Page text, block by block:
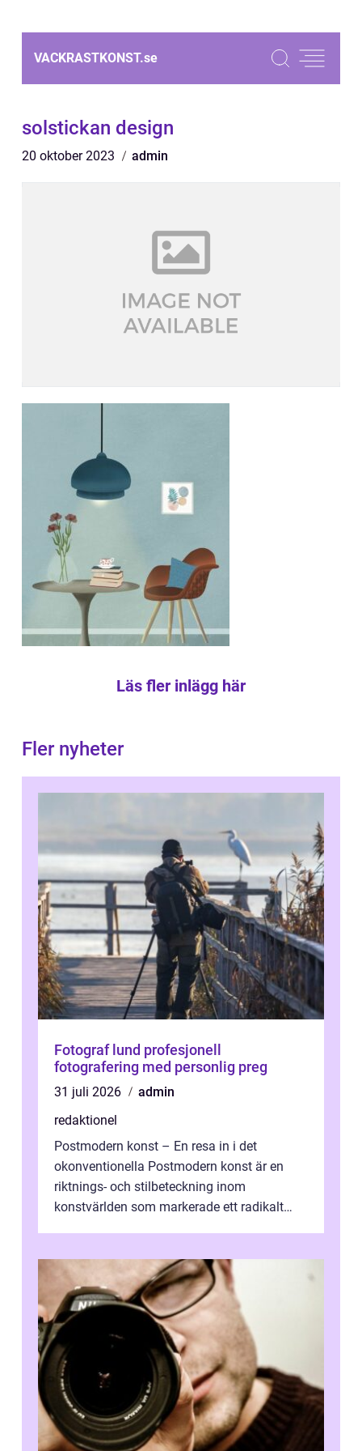
VACKRASTKONST.se
solstickan design
20 oktober 2023 admin
Läs fler inlägg här
Fler nyheter
Fotograf lund profesjonell
fotografering med personlig preg
31 juli 2026
admin
redaktionel
Postmodern konst – En resa in i det
okonventionella Postmodern konst är en
riktnings- och stilbeteckning inom
konstvärlden som markerade ett radikalt